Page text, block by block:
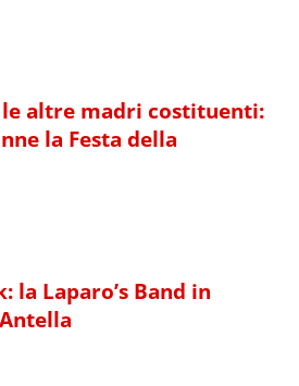
le altre madri costituenti:
la Festa della
la Laparo’s Band in